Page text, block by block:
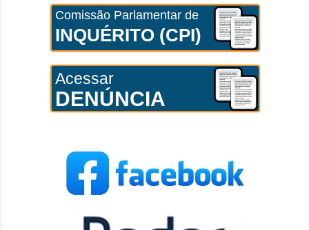
Comissão Parlamentar de
INQUÉRITO (CPI)
Acessar
DENÚNCIA